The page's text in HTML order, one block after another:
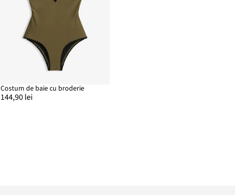
Costum de baie cu broderie
144,90 lei